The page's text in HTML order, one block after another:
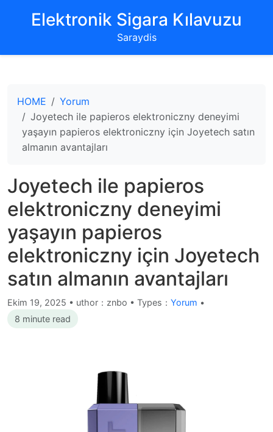
‌Elektronik Sigara Kılavuzu‌
Saraydis
HOME
Yorum
Joyetech ile papieros elektroniczny deneyimi
yaşayın papieros elektroniczny için Joyetech satın
almanın avantajları
Joyetech ile papieros
elektroniczny deneyimi
yaşayın papieros
elektroniczny için Joyetech
satın almanın avantajları
Ekim 19, 2025 • uthor：znbo • Types： Yorum •
8 minute read